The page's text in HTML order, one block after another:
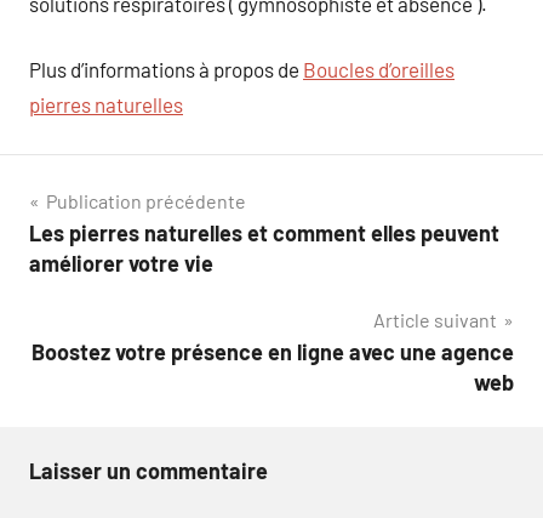
Plus d’informations à propos de Boucles d’oreilles
pierres naturelles
Navigation
de
Publication précédente
Les pierres naturelles et comment elles peuvent
améliorer votre vie
Article suivant
Boostez votre présence en ligne avec une agence
web
Laisser un commentaire